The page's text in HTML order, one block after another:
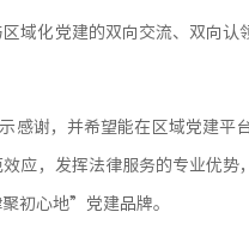
域化党建的双向交流、双向
感谢，并希望能在区域党建
应，发挥法律服务的专业优
初心地”党建品牌。